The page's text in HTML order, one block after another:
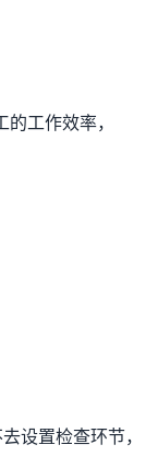
工作效率，
设置检查环节，